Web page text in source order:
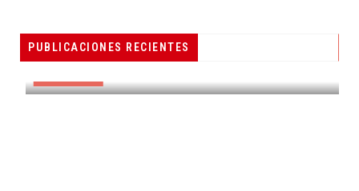
PUBLICACIONES RECIENTES
PESCADORES RECIBEN EQUIPO DE
RADIOCOMUNICACIÓN